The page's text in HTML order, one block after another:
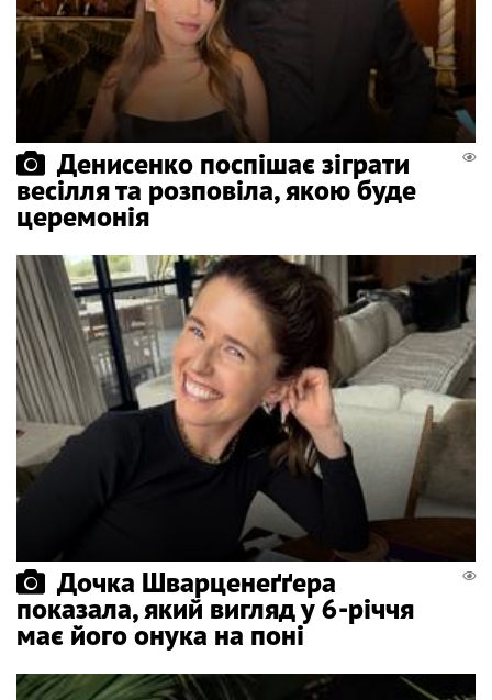
Денисенко поспішає зіграти
весілля та розповіла, якою буде
церемонія
Дочка Шварценеґґера
показала, який вигляд у 6-річчя
має його онука на поні